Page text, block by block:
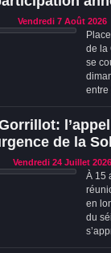
Vendredi 7 Août 2026
de la
se
entre
de la
Vendredi 24 Juillet 2026
À 15
en
du